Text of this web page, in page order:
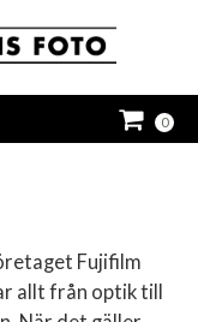
0
Fujifilm
allt från optik till